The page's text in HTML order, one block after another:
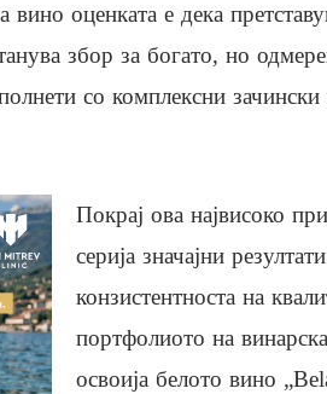
оценката е дека
збор за богато, но
со комплексни
Покрај ова највисоко
серија значајни
конзистентноста на
портфолиото на
освоија белото вино